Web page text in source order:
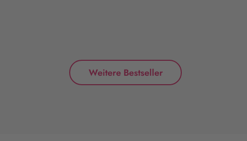
Weitere Bestseller